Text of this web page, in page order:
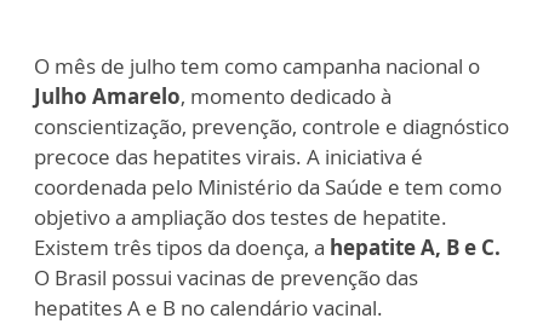
O mês de julho tem como campanha nacional o
Julho Amarelo, momento dedicado à
conscientização, prevenção, controle e diagnóstico
precoce das hepatites virais. A iniciativa é
coordenada pelo Ministério da Saúde e tem como
objetivo a ampliação dos testes de hepatite.
Existem três tipos da doença, a hepatite A, B e C.
O Brasil possui vacinas de prevenção das
hepatites A e B no calendário vacinal.